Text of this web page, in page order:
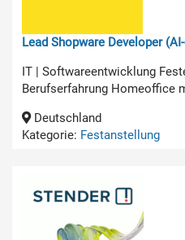
Lead Shopware Developer
IT | Softwareentwicklung
Berufserfahrung Homeoffice
Deutschland
Kategorie: Festanstellung